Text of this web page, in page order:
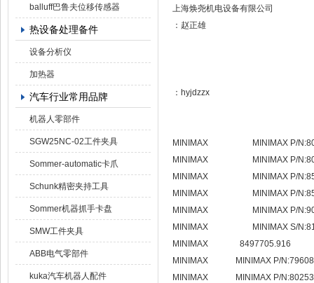
balluff巴鲁夫位移传感器
热设备处理备件
设备分析仪
加热器
汽车行业常用品牌
机器人零部件
SGW25NC-02工件夹具
Sommer-automatic卡爪
Schunk精密夹持工具
Sommer机器抓手卡盘
SMW工件夹具
ABB电气零部件
kuka汽车机器人配件
上海焕尧机电设备有限公司
：赵正雄
：hyjdzzx
MINIMAX MINIMAX P/
MINIMAX MINIMAX P/
MINIMAX MINIMAX P/
MINIMAX MINIMAX P/
MINIMAX MINIMAX P/
MINIMAX MINIMAX S/
MINIMAX 8497705.916
MINIMAX MINIMAX P/
MINIMAX MINIMAX P/